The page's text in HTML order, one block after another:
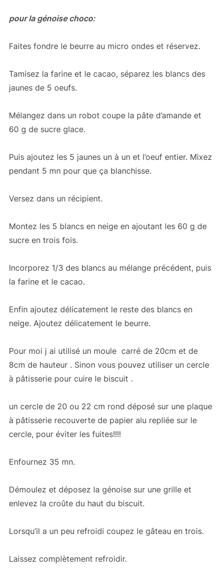
pour la génoise choco:
Faites fondre le beurre au micro ondes et réservez.
Tamisez la farine et le cacao, séparez les blancs des
jaunes de 5 oeufs.
Mélangez dans un robot coupe la pâte d’amande et
60 g de sucre glace.
Puis ajoutez les 5 jaunes un à un et l’oeuf entier. Mixez
pendant 5 mn pour que ça blanchisse.
Versez dans un récipient.
Montez les 5 blancs en neige en ajoutant les 60 g de
sucre en trois fois.
Incorporez 1/3 des blancs au mélange précédent, puis
la farine et le cacao.
Enfin ajoutez délicatement le reste des blancs en
neige. Ajoutez délicatement le beurre.
Pour moi j ai utilisé un moule carré de 20cm et de
8cm de hauteur . Sinon vous pouvez utiliser un cercle
à pâtisserie pour cuire le biscuit .
un cercle de 20 ou 22 cm rond déposé sur une plaque
à pâtisserie recouverte de papier alu repliée sur le
cercle, pour éviter les fuites!!!!
Enfournez 35 mn.
Démoulez et déposez la génoise sur une grille et
enlevez la croûte du haut du biscuit.
Lorsqu’il a un peu refroidi coupez le gâteau en trois.
Laissez complètement refroidir.